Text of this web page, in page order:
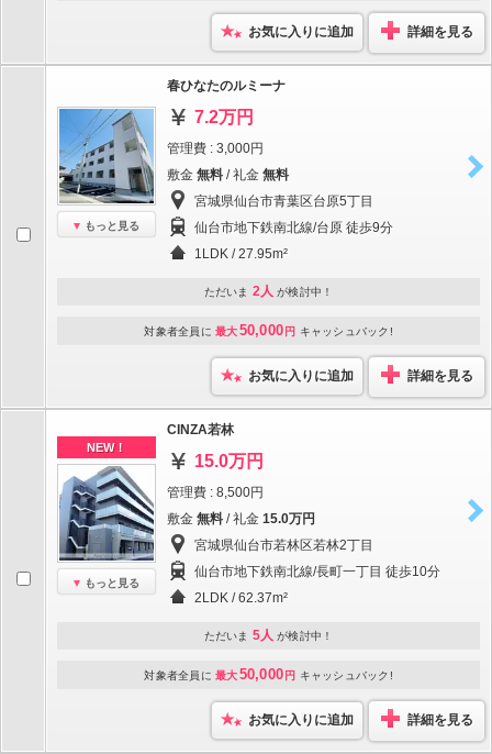
お気に入りに追加 詳細を見る
もっと見る
春ひなたのルミーナ
7.2万円
管理費 : 3,000円
敷金 無料 / 礼金 無料
宮城県仙台市青葉区台原5丁目
仙台市地下鉄南北線/台原 徒歩9分
1LDK / 27.95m²
ただいま 2人 が検討中！
対象者全員に 最大50,000 円 キャッシュバック!
お気に入りに追加 詳細を見る
NEW！
もっと見る
CINZA若林
15.0万円
管理費 : 8,500円
敷金 無料 / 礼金 15.0万円
宮城県仙台市若林区若林2丁目
仙台市地下鉄南北線/長町一丁目 徒歩10分
2LDK / 62.37m²
ただいま 5人 が検討中！
対象者全員に 最大50,000 円 キャッシュバック!
お気に入りに追加 詳細を見る